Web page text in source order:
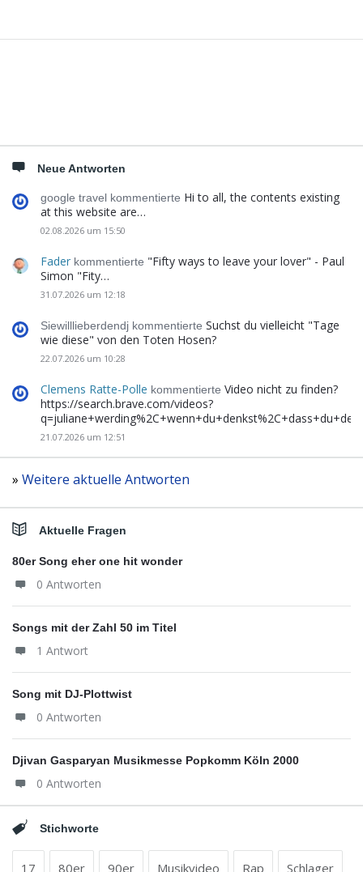
Neue Antworten
google travel kommentierte Hi to all, the contents existing
at this website are…
02.08.2026 um 15:50
Fader kommentierte "Fifty ways to leave your lover" - Paul
Simon "Fity…
31.07.2026 um 12:18
Siewilllieberdendj kommentierte Suchst du vielleicht "Tage
wie diese" von den Toten Hosen?
22.07.2026 um 10:28
Clemens Ratte-Polle kommentierte Video nicht zu finden?
https://search.brave.com/videos?
21.07.2026 um 12:51
» Weitere aktuelle Antworten
Aktuelle Fragen
80er Song eher one hit wonder
0 Antworten
Songs mit der Zahl 50 im Titel
1 Antwort
Song mit DJ-Plottwist
0 Antworten
Djivan Gasparyan Musikmesse Popkomm Köln 2000
0 Antworten
Stichworte
17 80er 90er Musikvideo Rap Schlager